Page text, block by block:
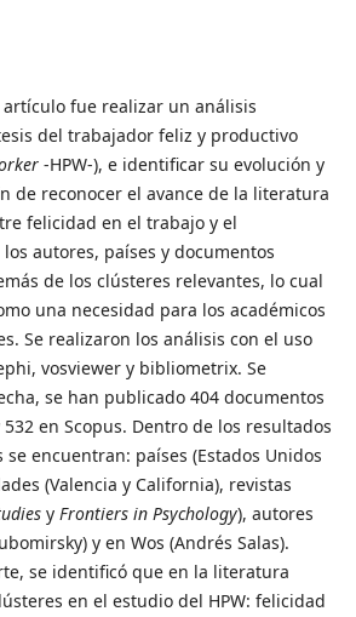
fue realizar un análisis
del trabajador feliz y productivo
-HPW-), e identificar su evolución y
de reconocer el avance de la literatura
felicidad en el trabajo y el
autores, países y documentos
de los clústeres relevantes, lo cual
una necesidad para los académicos
Se realizaron los análisis con el uso
vosviewer y bibliometrix. Se
se han publicado 404 documentos
en Scopus. Dentro de los resultados
encuentran: países (Estados Unidos
(Valencia y California), revistas
y Frontiers in Psychology), autores
y en Wos (Andrés Salas).
se identificó que en la literatura
en el estudio del HPW: felicidad